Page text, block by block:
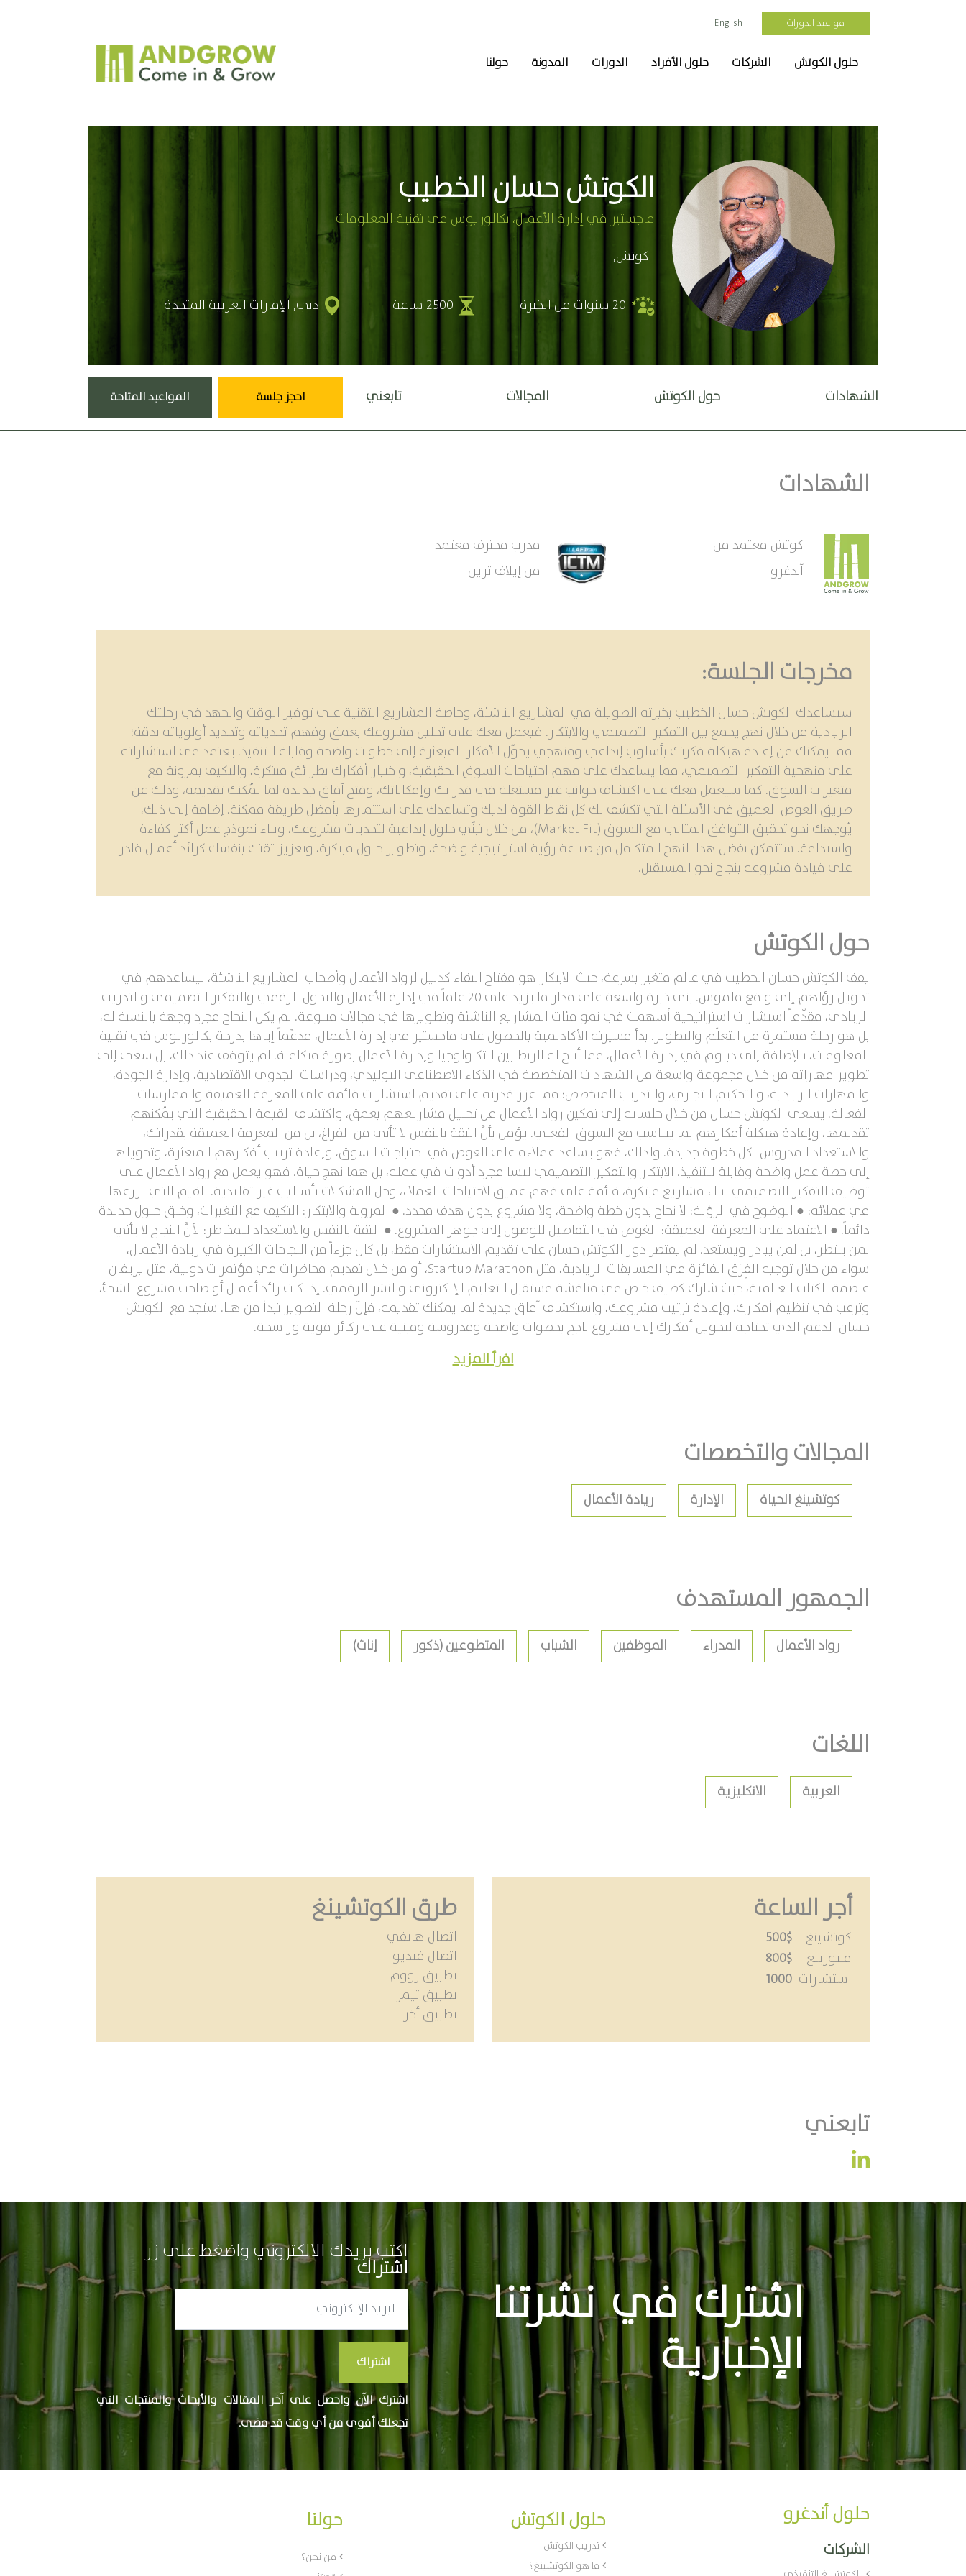
English مواعيد الدورات
حلول الكوتش الشركات حلول الأفراد الدورات المدونة حولنا
الكوتش حسان الخطيب
ماجستير في إدارة الأعمال، بكالوريوس في تقنية المعلومات
كوتش,
20 سنوات من الخبرة 2500 ساعة دبي, الإمارات العربية المتحدة
الشهادات حول الكوتش المجالات تابعني احجز جلسة المواعيد المتاحة
الشهادات
كوتش معتمد من
آندغرو
مدرب محترف معتمد
من إيلاف ترين
مخرجات الجلسة:
سيساعدك الكوتش حسان الخطيب بخبرته الطويلة في المشاريع الناشئة، وخاصة المشاريع التقنية على توفير الوقت والجهد في رحلتك
الريادية من خلال نهج يجمع بين التفكير التصميمي والابتكار. فيعمل معك على تحليل مشروعك بعمق وفهم تحدياته وتحديد أولوياته بدقة؛
مما يمكنك من إعادة هيكلة فكرتك بأسلوب إبداعي ومنهجي يحوّل الأفكار المبعثرة إلى خطوات واضحة وقابلة للتنفيذ. يعتمد في استشاراته
على منهجية التفكير التصميمي، مما يساعدك على فهم احتياجات السوق الحقيقية، واختبار أفكارك بطرائق مبتكرة، والتكيف بمرونة مع
متغيرات السوق. كما سيعمل معك على اكتشاف جوانب غير مستغلة في قدراتك وإمكاناتك، وفتح آفاق جديدة لما يُمكنك تقديمه، وذلك عن
طريق الغوص العميق في الأسئلة التي تكشف لك كل نقاط القوة لديك وتساعدك على استثمارها بأفضل طريقة ممكنة. إضافة إلى ذلك،
يُوجهك نحو تحقيق التوافق المثالي مع السوق (Market Fit)، من خلال تبنّي حلول إبداعية لتحديات مشروعك، وبناء نموذج عمل أكثر كفاءة
واستدامة. ستتمكن بفضل هذا النهج المتكامل من صياغة رؤية استراتيجية واضحة، وتطوير حلول مبتكرة، وتعزيز ثقتك بنفسك كرائد أعمال قادر
على قيادة مشروعه بنجاح نحو المستقبل.
حول الكوتش
يقف الكوتش حسان الخطيب في عالم متغير بسرعة، حيث الابتكار هو مفتاح البقاء كدليل لرواد الأعمال وأصحاب المشاريع الناشئة، ليساعدهم في
تحويل رؤاهم إلى واقع ملموس. بنى خبرة واسعة على مدار ما يزيد على 20 عاماً في إدارة الأعمال والتحول الرقمي والتفكير التصميمي والتدريب
الريادي، مقدّماً استشارات استراتيجية أسهمت في نمو مئات المشاريع الناشئة وتطويرها في مجالات متنوعة. لم يكن النجاح مجرد وجهة بالنسبة له،
بل هو رحلة مستمرة من التعلّم والتطوير. بدأ مسيرته الأكاديمية بالحصول على ماجستير في إدارة الأعمال، مدعِّماً إياها بدرجة بكالوريوس في تقنية
المعلومات، بالإضافة إلى دبلوم في إدارة الأعمال، مما أتاح له الربط بين التكنولوجيا وإدارة الأعمال بصورة متكاملة. لم يتوقف عند ذلك، بل سعى إلى
تطوير مهاراته من خلال مجموعة واسعة من الشهادات المتخصصة في الذكاء الاصطناعي التوليدي، ودراسات الجدوى الاقتصادية، وإدارة الجودة،
والمهارات الريادية، والتحكيم التجاري، والتدريب المتخصص؛ مما عزز قدرته على تقديم استشارات قائمة على المعرفة العميقة والممارسات
الفعالة. يسعى الكوتش حسان من خلال جلساته إلى تمكين رواد الأعمال من تحليل مشاريعهم بعمق، واكتشاف القيمة الحقيقية التي يُمكنهم
تقديمها، وإعادة هيكلة أفكارهم بما يتناسب مع السوق الفعلي. يؤمن بأنَّ الثقة بالنفس لا تأتي من الفراغ، بل من المعرفة العميقة بقدراتك،
والاستعداد المدروس لكل خطوة جديدة. ولذلك، فهو يساعد عملاءه على الغوص في احتياجات السوق، وإعادة ترتيب أفكارهم المبعثرة، وتحويلها
إلى خطة عمل واضحة وقابلة للتنفيذ. الابتكار والتفكير التصميمي ليسا مجرد أدوات في عمله، بل هما نهج حياة. فهو يعمل مع رواد الأعمال على
توظيف التفكير التصميمي لبناء مشاريع مبتكرة، قائمة على فهم عميق لاحتياجات العملاء، وحل المشكلات بأساليب غير تقليدية. القيم التي يزرعها
في عملائه: ● الوضوح في الرؤية: لا نجاح بدون خطة واضحة، ولا مشروع بدون هدف محدد. ● المرونة والابتكار: التكيف مع التغيرات، وخلق حلول جديدة
دائماً. ● الاعتماد على المعرفة العميقة: الغوص في التفاصيل للوصول إلى جوهر المشروع. ● الثقة بالنفس والاستعداد للمخاطر: لأنَّ النجاح لا يأتي
لمن ينتظر، بل لمن يبادر ويستعد. لم يقتصر دور الكوتش حسان على تقديم الاستشارات فقط، بل كان جزءاً من النجاحات الكبيرة في ريادة الأعمال،
سواء من خلال توجيه الفِرَق الفائزة في المسابقات الريادية، مثل Startup Marathon، أو من خلال تقديم محاضرات في مؤتمرات دولية، مثل يريفان
عاصمة الكتاب العالمية، حيث شارك كضيف خاص في مناقشة مستقبل التعليم الإلكتروني والنشر الرقمي. إذا كنت رائد أعمال أو صاحب مشروع ناشئ،
وترغب في تنظيم أفكارك، وإعادة ترتيب مشروعك، واستكشاف آفاق جديدة لما يمكنك تقديمه، فإنَّ رحلة التطوير تبدأ من هنا. ستجد مع الكوتش
حسان الدعم الذي تحتاجه لتحويل أفكارك إلى مشروع ناجح بخطوات واضحة ومدروسة ومبنية على ركائز قوية وراسخة.
اقرأ المزيد
المجالات والتخصصات
كوتشينغ الحياة الإدارة ريادة الأعمال
الجمهور المستهدف
رواد الأعمال المدراء الموظفين الشباب المتطوعين (ذكور إناث)
اللغات
العربية الانكليزية
أجر الساعة
كوتشينغ
500$
منتورينغ
800$
استشارات 1000
طرق الكوتشينغ
اتصال هاتفي
اتصال فيديو
تطبيق زووم
تطبيق تيمز
تطبيق أخر
تابعني
اشترك في نشرتنا
الإخبارية
اكتب بريدك الالكتروني واضغط على زر
اشتراك
اشتراك
اشترك الآن واحصل على آخر المقالات والأبحاث والمنتجات التي
تجعلك أقوى من أي وقت قد مضى.
حلول أندغرو
الشركات
حلول الكوتش
تدريب الكوتش
ما هو الكوتشينغ؟
حولنا
من نحن؟